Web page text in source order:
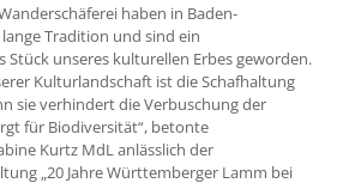
haben in Baden-
Tradition und sind ein
Stück unseres kulturellen Erbes geworden.
Kulturlandschaft ist die Schafhaltung
sie verhindert die Verbuschung der
für Biodiversität“, betonte
Kurtz MdL anlässlich der
„20 Jahre Württemberger Lamm bei